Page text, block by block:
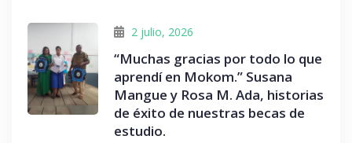
2 julio, 2026
“Muchas gracias por todo lo que
aprendí en Mokom.” Susana
Mangue y Rosa M. Ada, historias
de éxito de nuestras becas de
estudio.